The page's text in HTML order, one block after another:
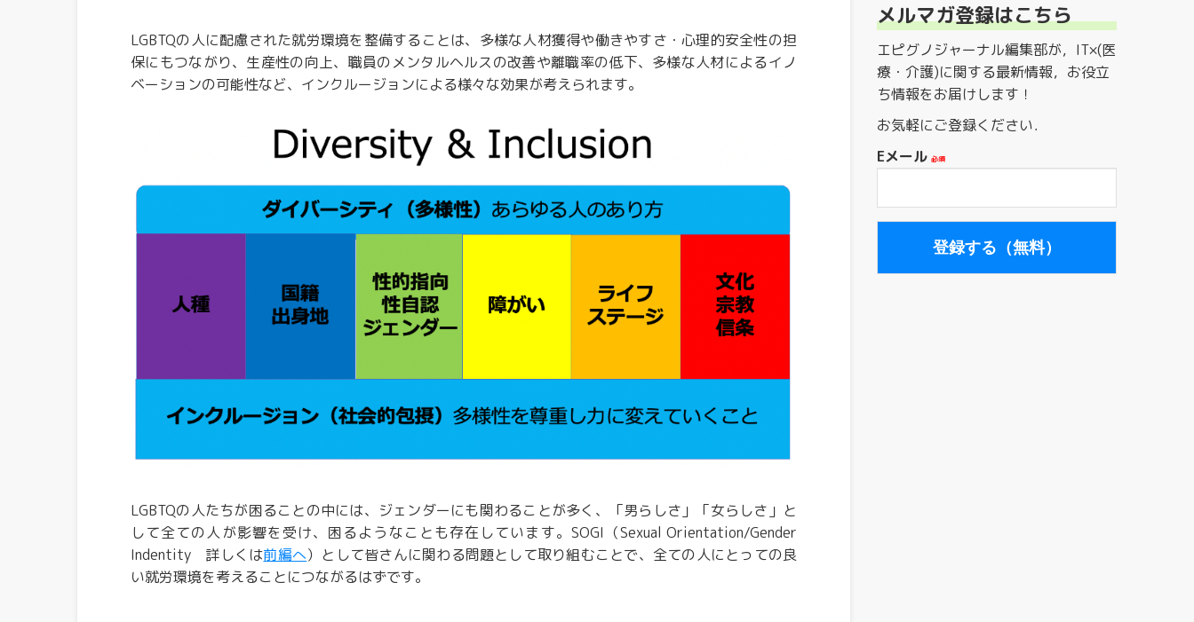
LGBTQの人に配慮された就労環境を整備することは、多様な人材獲得や働きやすさ・心理的安全性の担
保にもつながり、生産性の向上、職員のメンタルヘルスの改善や離職率の低下、多様な人材によるイノ
ベーションの可能性など、インクルージョンによる様々な効果が考えられます。
LGBTQの人たちが困ることの中には、ジェンダーにも関わることが多く、「男らしさ」「女らしさ」と
して全ての人が影響を受け、困るようなことも存在しています。SOGI （Sexual Orientation/Gender
Indentity 詳しくは前編へ） として皆さんに関わる問題として取り組むことで、全ての人にとっての良
い就労環境を考えることにつながるはずです。
メルマガ登録はこちら
エピグノジャーナル編集部が，IT×(医
療・介護)に関する最新情報，お役立
ち情報をお届けします！
お気軽にご登録ください．
Eメール